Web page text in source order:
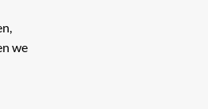
we